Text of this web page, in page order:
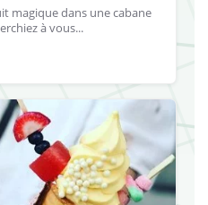
magique dans une cabane
à vous...